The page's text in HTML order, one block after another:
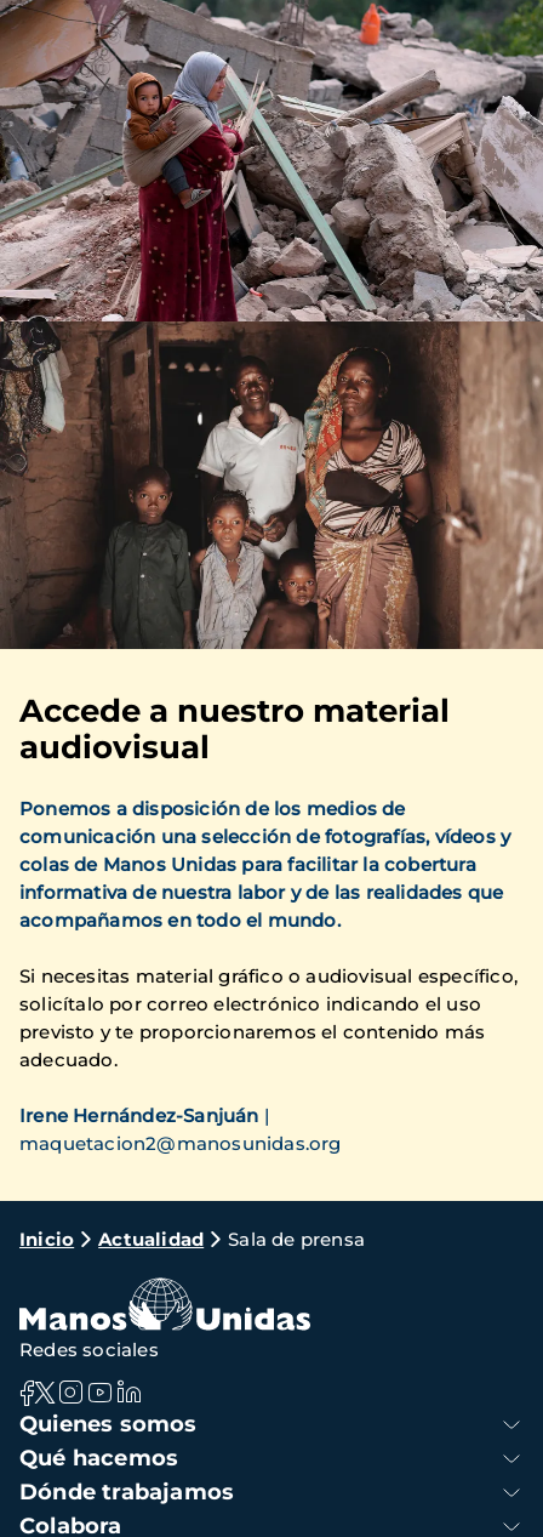
Accede a nuestro material
audiovisual
Ponemos a disposición de los medios de
comunicación una selección de fotografías, vídeos y
colas de Manos Unidas para facilitar la cobertura
informativa de nuestra labor y de las realidades que
acompañamos en todo el mundo.
Si necesitas material gráfico o audiovisual específico,
solicítalo por correo electrónico indicando el uso
previsto y te proporcionaremos el contenido más
adecuado.
Irene Hernández-Sanjuán |
maquetacion2@manosunidas.org
Ruta
navegación
Inicio Actualidad Sala de prensa
Navegación
principal
Quienes somos
Qué hacemos
Dónde trabajamos
Colabora
Redes sociales